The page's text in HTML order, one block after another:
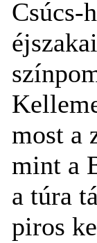
Csúcs-
most a
mint a
a túra
piros